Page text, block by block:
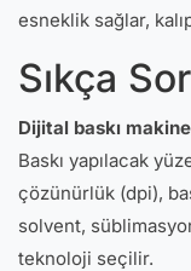
esneklik sağlar,
Sıkça
Dijital baskı
Baskı yapılacak
çözünürlük (dpi),
solvent,
teknoloji seçilir.